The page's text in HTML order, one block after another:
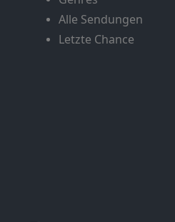
Alle Sendungen
Letzte Chance